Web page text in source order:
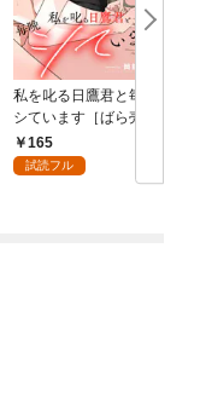
私を叱る日鷹君と毎晩
シています［ばら売
り］ 第1話
165
試読フル